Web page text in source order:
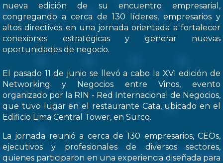
nueva edición de su encuentro empresarial,
congregando a cerca de 130 líderes, empresarios y
altos directivos en una jornada orientada a fortalecer
conexiones estratégicas y generar nuevas
oportunidades de negocio.
El pasado 11 de junio se llevó a cabo la XVI edición de
Networking y Negocios entre Vinos, evento
organizado por la RIN - Red Internacional de Negocios,
que tuvo lugar en el restaurante Cata, ubicado en el
Edificio Lima Central Tower, en Surco.
La jornada reunió a cerca de 130 empresarios, CEOs,
ejecutivos y profesionales de diversos sectores,
quienes participaron en una experiencia diseñada para